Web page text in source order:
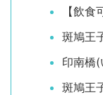
【飲
斑鳩王
印南橋
斑鳩王